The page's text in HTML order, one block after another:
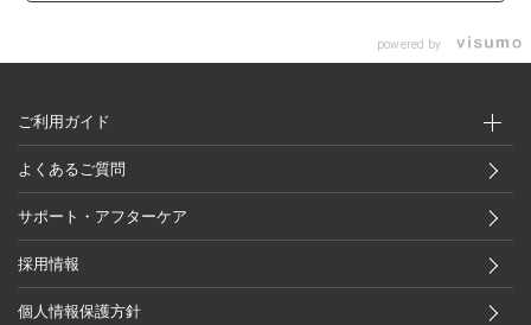
powered by
ご利用ガイド
よくあるご質問
サポート・アフターケア
採用情報
個人情報保護方針